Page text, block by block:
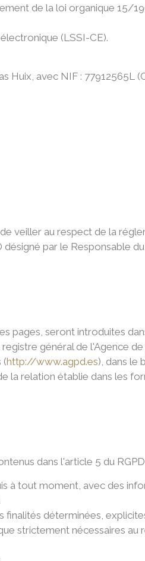
de la loi organique 15/
(LSSI-CE).
Huix, avec NIF : 77912565L
veiller au respect de la
par le Responsable
pages, seront introduites
général de l'Agence
(http://www.agpd.es), dans le
la relation établie dans les
dans l'article 5 du RGPD
à tout moment, avec des
finalités déterminées,
strictement nécessaires au